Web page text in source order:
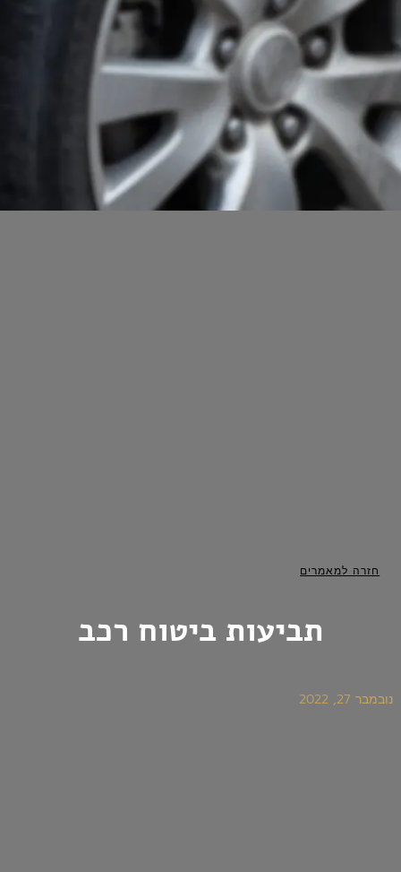
חזרה למאמרים
תביעות ביטוח רכב
נובמבר 27, 2022